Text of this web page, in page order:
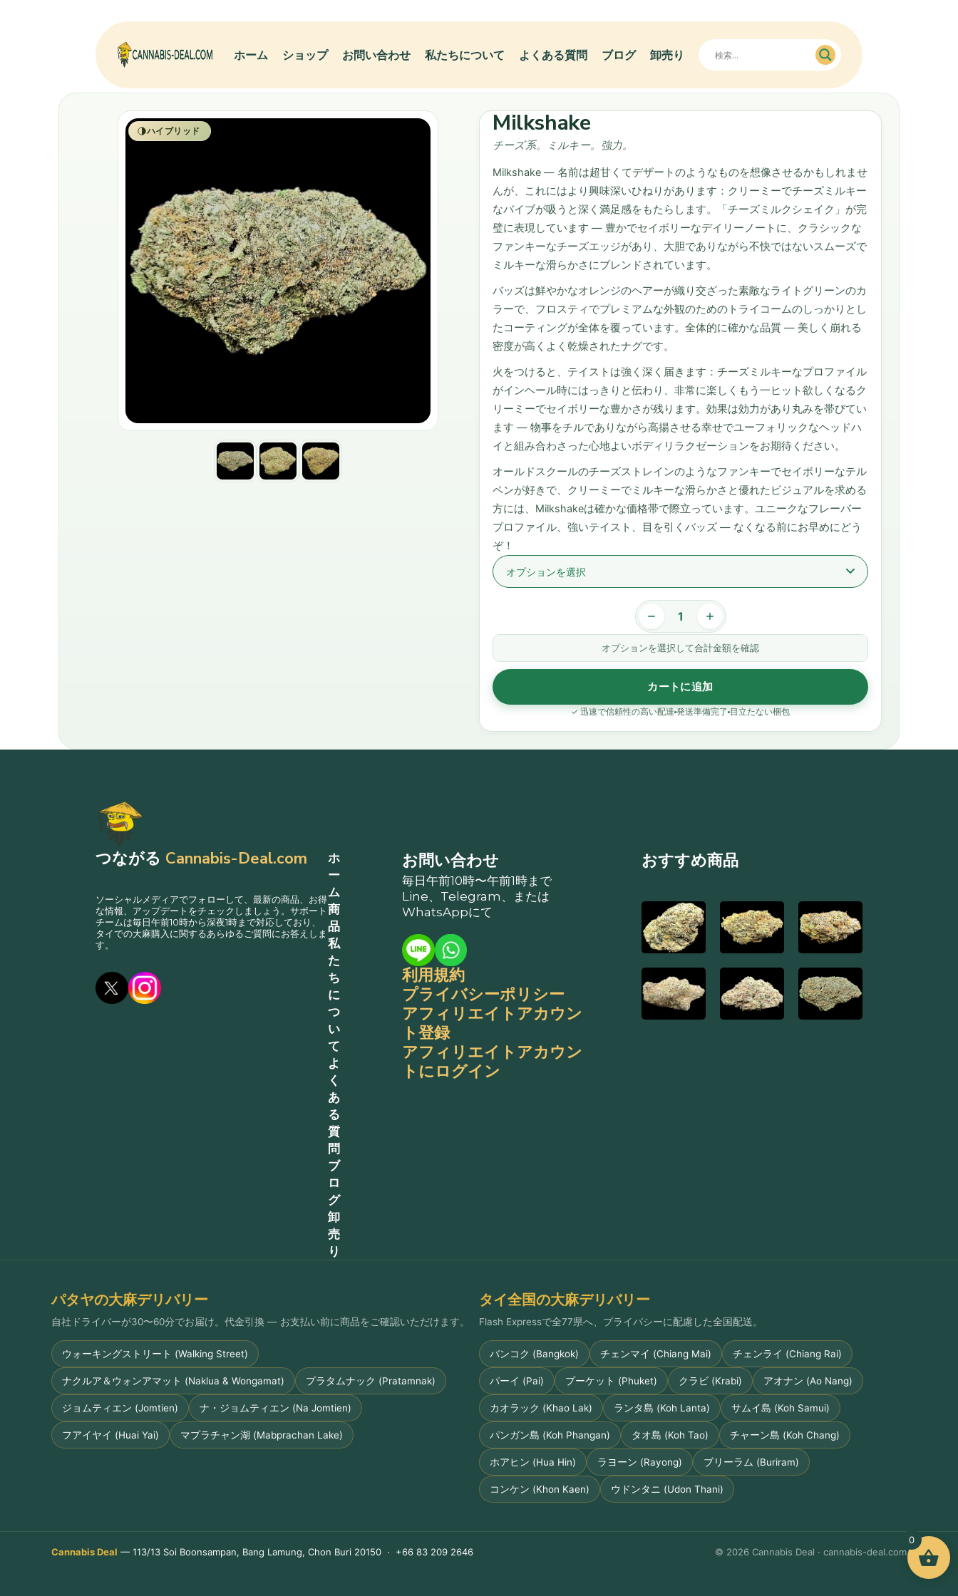
ホーム ショップ お問い合わせ 私たちについて よくある質問 ブログ 卸売り
ハイブリッド Milkshake
チーズ系。ミルキー。強力。
Milkshake — 名前は超甘くてデザートのようなものを想像させるかもしれませ
んが、これにはより興味深いひねりがあります：クリーミーでチーズミルキー
なバイブが吸うと深く満足感をもたらします。「チーズミルクシェイク」が完
璧に表現しています — 豊かでセイボリーなデイリーノートに、クラシックな
ファンキーなチーズエッジがあり、大胆でありながら不快ではないスムーズで
ミルキーな滑らかさにブレンドされています。
バッズは鮮やかなオレンジのヘアーが織り交ざった素敵なライトグリーンのカ
ラーで、フロスティでプレミアムな外観のためのトライコームのしっかりとし
たコーティングが全体を覆っています。全体的に確かな品質 — 美しく崩れる
密度が高くよく乾燥されたナグです。
火をつけると、テイストは強く深く届きます：チーズミルキーなプロファイル
がインヘール時にはっきりと伝わり、非常に楽しくもう一ヒット欲しくなるク
リーミーでセイボリーな豊かさが残ります。効果は効力があり丸みを帯びてい
ます — 物事をチルでありながら高揚させる幸せでユーフォリックなヘッドハ
イと組み合わさった心地よいボディリラクゼーションをお期待ください。
オールドスクールのチーズストレインのようなファンキーでセイボリーなテル
ペンが好きで、クリーミーでミルキーな滑らかさと優れたビジュアルを求める
方には、Milkshakeは確かな価格帯で際立っています。ユニークなフレーバー
プロファイル、強いテイスト、目を引くバッズ — なくなる前にお早めにどう
ぞ！
オプションを選択して合計金額を確認
カートに追加
✓ 迅速で信頼性の高い配達 発送準備完了 目立たない梱包
つながる Cannabis-Deal.com
ソーシャルメディアでフォローして、最新の商品、お得
な情報、アップデートをチェックしましょう。サポート
チームは毎日午前10時から深夜1時まで対応しており、
タイでの大麻購入に関するあらゆるご質問にお答えしま
す。
ホ
ー
ム
商
品
私
た
ち
に
つ
い
て
よ
く
あ
る
質
問
ブ
ロ
グ
卸
売
り
お問い合わせ
毎日午前10時〜午前1時まで
Line、Telegram、または
WhatsAppにて
利用規約
プライバシーポリシー
アフィリエイトアカウン
ト登録
アフィリエイトアカウン
トにログイン
おすすめ商品
パタヤの大麻デリバリー
自社ドライバーが30〜60分でお届け。代金引換 — お支払い前に商品をご確認いただけます。
ウォーキングストリート (Walking Street)
ナクルア＆ウォンアマット (Naklua & Wongamat) プラタムナック (Pratamnak)
ジョムティエン (Jomtien) ナ・ジョムティエン (Na Jomtien)
フアイヤイ (Huai Yai) マプラチャン湖 (Mabprachan Lake)
タイ全国の大麻デリバリー
Flash Expressで全77県へ、プライバシーに配慮した全国配送。
バンコク (Bangkok) チェンマイ (Chiang Mai) チェンライ (Chiang Rai)
パーイ (Pai) プーケット (Phuket) クラビ (Krabi) アオナン (Ao Nang)
カオラック (Khao Lak) ランタ島 (Koh Lanta) サムイ島 (Koh Samui)
パンガン島 (Koh Phangan) タオ島 (Koh Tao) チャーン島 (Koh Chang)
ホアヒン (Hua Hin) ラヨーン (Rayong) ブリーラム (Buriram)
コンケン (Khon Kaen) ウドンタニ (Udon Thani)
Cannabis Deal — 113/13 Soi Boonsampan, Bang Lamung, Chon Buri 20150 · +66 83 209 2646 © 2026 Cannabis Deal · cannabis-deal.com
0